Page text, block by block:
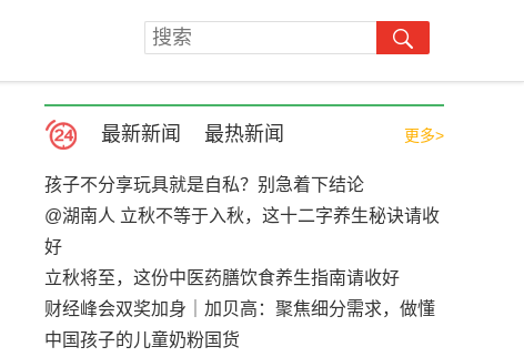
最新新闻 最热新闻 更多>
孩子不分享玩具就是自私？别急着下结论
@湖南人 立秋不等于入秋，这十二字养生秘诀请收
好
立秋将至，这份中医药膳饮食养生指南请收好
财经峰会双奖加身｜加贝高：聚焦细分需求，做懂
中国孩子的儿童奶粉国货